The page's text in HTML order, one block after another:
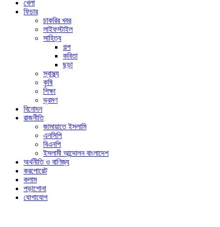
খেলা
ফিচার
চাকরির খবর
লাইফস্টাইল
সাহিত্য
গল্প
কবিতা
ছড়া
স্বাস্থ্য
কৃষি
শিক্ষা
ভ্রমণ
বিনোদন
রাজনীতি
জামায়াতে ইসলামি
এনসিপি
বিএনপি
ইসলামী আন্দোলন বাংলাদেশ
অর্থনীতি ও বাণিজ্য
করপোরেট
কলাম
পড়াশোনা
যোগাযোগ